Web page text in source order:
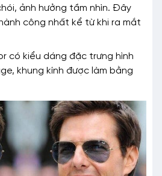
ảnh hưởng tầm nhìn. Đây
công nhất kể từ khi ra mắt
có kiểu dáng đặc trưng hình
khung kính được làm bằng